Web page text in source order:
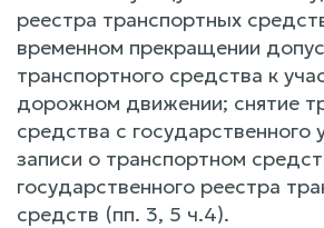
реестра транспортных
временном прекращении
транспортного средства к
дорожном движении; снятие
средства с государственного
записи о транспортном
государственного реестра
средств (пп. 3, 5 ч.4).